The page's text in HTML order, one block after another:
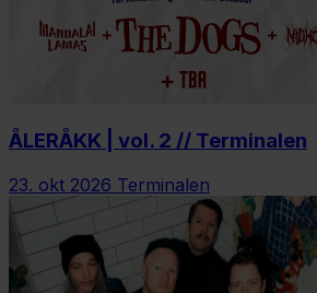
ÅLERÅKK | vol. 2 // Terminalen
23. okt 2026 Terminalen